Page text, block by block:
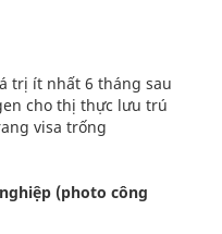
trị ít nhất 6 tháng sau
cho thị thực lưu trú
visa trống
(photo công